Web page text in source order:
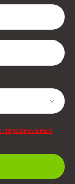
персональных